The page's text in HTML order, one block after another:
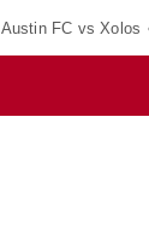
Austin FC vs Xolos